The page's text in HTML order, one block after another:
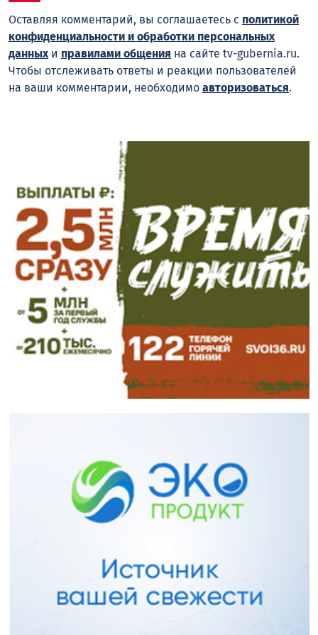
Оставляя комментарий, вы соглашаетесь с политикой
конфиденциальности и обработки персональных
данныхи правилами общения на сайте tv-gubernia.ru.
Чтобы отслеживать ответы и реакции пользователей
на ваши комментарии, необходимо авторизоваться.